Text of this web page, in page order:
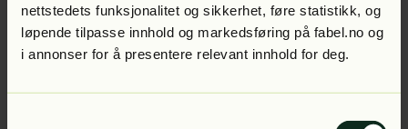
nettstedets funksjonalitet og sikkerhet, føre statistikk, og
løpende tilpasse innhold og markedsføring på fabel.no og
i annonser for å presentere relevant innhold for deg.